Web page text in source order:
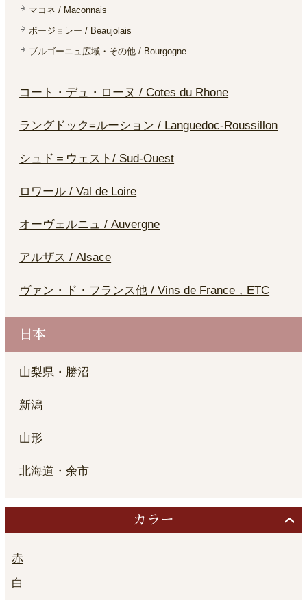
マコネ / Maconnais
ボージョレー / Beaujolais
ブルゴーニュ広域・その他 / Bourgogne
コート・デュ・ローヌ / Cotes du Rhone
ラングドック=ルーション / Languedoc-Roussillon
シュド＝ウェスト/ Sud-Ouest
ロワール / Val de Loire
オーヴェルニュ / Auvergne
アルザス / Alsace
ヴァン・ド・フランス他 / Vins de France，ETC
日本
山梨県・勝沼
新潟
山形
北海道・余市
カラー
赤
白